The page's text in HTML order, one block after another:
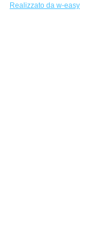
Realizzato da w-easy